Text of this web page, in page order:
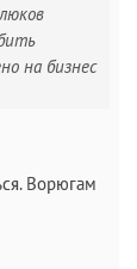
на бизнес
Ворюгам